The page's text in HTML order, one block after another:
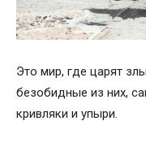
Это мир, где царят
безобидные из них,
кривляки и упыри.